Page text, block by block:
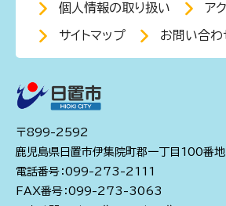
個人情報の取り扱い ア
サイトマップ お問い合わ
〒899-2592
鹿児島県日置市伊集院町郡一丁目100番地
電話番号：099-273-2111
FAX番号：099-273-3063